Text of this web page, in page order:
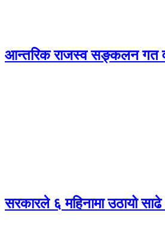
आन्तरिक राजस्व सङ्कलन गत
सरकारले ६ महिनामा उठायो